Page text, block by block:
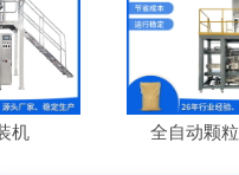
全自动颗粒包装机